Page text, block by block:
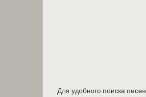
Для удобного поиска песен